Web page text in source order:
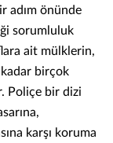
adım önünde
sorumluluk
ait mülklerin,
kadar birçok
Poliçe bir dizi
karşı koruma